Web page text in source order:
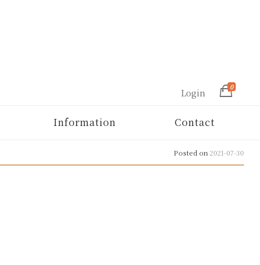
Login
0
Information Contact
Posted on2021-07-30